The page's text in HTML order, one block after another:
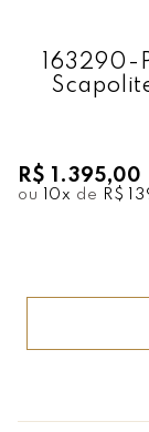
163290-
R$ 1.395,00
ou 10x de R$